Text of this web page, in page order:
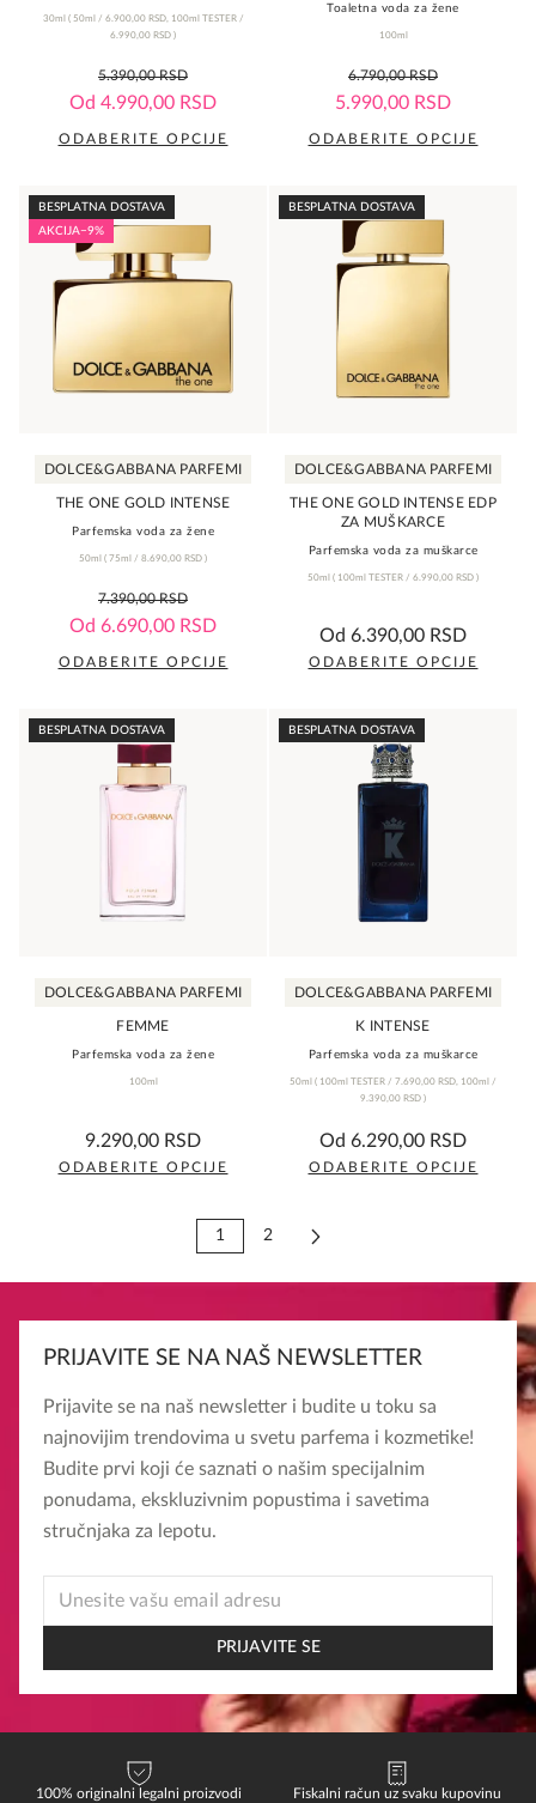
30ml ( 50ml / 6.900,00 RSD, 100ml TESTER /
6.990,00 RSD
0,0
rating
5.390,00RSD
Od 4.990,00 RSD
ODABERITE OPCIJE
proizvod
ima
više
varijanti.
biti
stranici
proizvoda.
Toaletna voda za žene
100ml
0,0
rating
6.790,00RSD
5.990,00 RSD
ODABERITE OPCIJE
proizvod
ima
više
biti
stranici
proizvoda.
BESPLATNA DOSTAVA
AKCIJA−9%
DOLCE&GABBANA PARFEMI
THE ONE GOLD INTENSE
Parfemska voda za žene
50ml ( 75ml / 8.690,00 RSD
0,0
rating
7.390,00RSD
Od 6.690,00 RSD
ODABERITE OPCIJE
proizvod
ima
više
varijanti.
biti
stranici
proizvoda.
BESPLATNA DOSTAVA
DOLCE&GABBANA PARFEMI
THE ONE GOLD INTENSE EDP
ZA MUŠKARCE
Parfemska voda za muškarce
50ml ( 100ml TESTER / 6.990,00 RSD
0,0
rating
Od 6.390,00 RSD
ODABERITE OPCIJE
proizvod
ima
više
varijanti.
Opcije
mogu
biti
stranici
proizvoda.
BESPLATNA DOSTAVA
DOLCE&GABBANA PARFEMI
FEMME
Parfemska voda za žene
100ml
0,0
rating
9.290,00 RSD
ODABERITE OPCIJE
proizvod
više
Opcije
biti
izabrane
na
stranici
proizvoda.
BESPLATNA DOSTAVA
DOLCE&GABBANA PARFEMI
K INTENSE
Parfemska voda za muškarce
50ml ( 100ml TESTER / 7.690,00 RSD, 100ml /
9.390,00 RSD
0,0
rating
Od 6.290,00 RSD
ODABERITE OPCIJE
više
Opcije
biti
izabrane
na
stranici
1 2
PRIJAVITE SE NA NAŠ NEWSLETTER
Prijavite se na naš newsletter i budite u toku sa
najnovijim trendovima u svetu parfema i kozmetike!
Budite prvi koji će saznati o našim specijalnim
ponudama, ekskluzivnim popustima i savetima
stručnjaka za lepotu.
EMAIL
PRIJAVITE SE
100% originalni legalni proizvodi Fiskalni račun uz svaku kupovinu